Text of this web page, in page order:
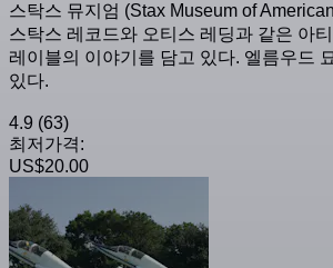
스탁스 뮤지엄 (Stax Museum of
스탁스 레코드와 오티스 레딩과 같은 아
레이블의 이야기를 담고 있다. 엘름우드
있다.
4.9 (63)
최저가격:
US$20.00